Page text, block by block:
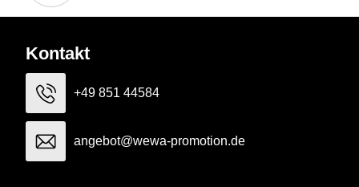
Kontakt
+49 851 44584
angebot@wewa-promotion.de